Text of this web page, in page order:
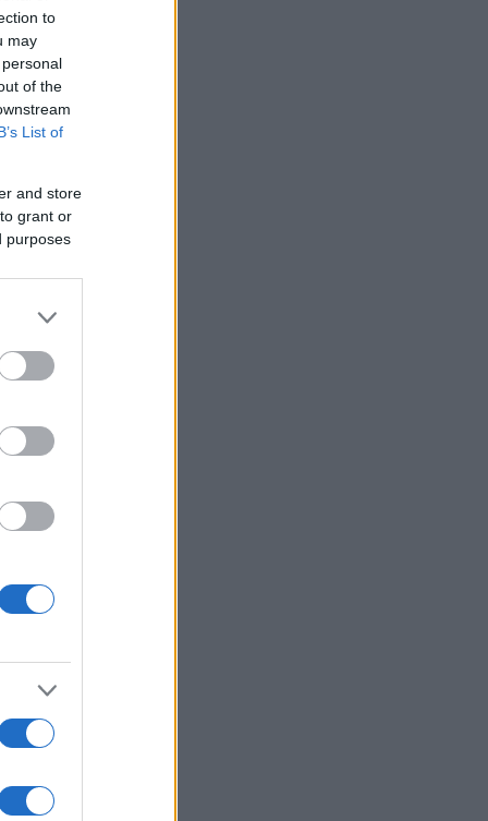
to
may
of the
List of
and store
grant or
purposes